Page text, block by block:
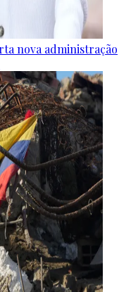
nova administração